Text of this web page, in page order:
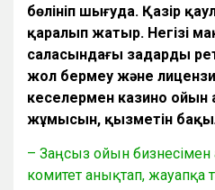
бөлініп шығуда. Қазір
қаралып жатыр. Негізі
саласындағы заңдарды
жол бермеу және
кеңселермен казино ойын
жұмысын, қызметін
– Заңсыз ойын
комитет анықтап, жауапқа